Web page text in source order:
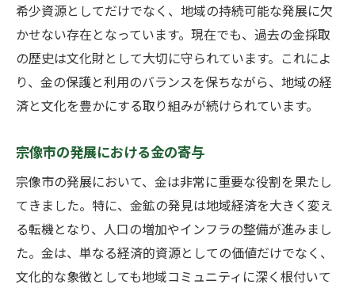
希少資源としてだけでなく、地域の持続可能な発展に欠
かせない存在となっています。現在でも、過去の金採取
の歴史は文化財として大切に守られています。これによ
り、金の保護と利用のバランスを保ちながら、地域の経
済と文化を豊かにする取り組みが続けられています。
宗像市の発展における金の寄与
宗像市の発展において、金は非常に重要な役割を果たし
てきました。特に、金鉱の発見は地域経済を大きく変え
る転機となり、人口の増加やインフラの整備が進みまし
た。金は、単なる経済的資源としての価値だけでなく、
文化的な象徴としても地域コミュニティに深く根付いて